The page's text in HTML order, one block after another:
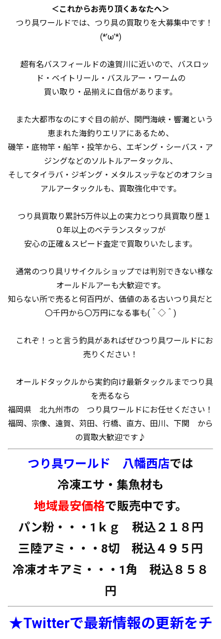
＜これからお売り頂くあなたへ＞
つり具ワールドでは、つり具の買取りを大募集中です！
(*’ω’*)
超有名バスフィールドの遠賀川に近いので、バスロッ
ド・ベイトリール・バスルアー・ワームの
買い取り・品揃えに自信があります。
また大都市なのにすぐ目の前が、関門海峡・響灘という
恵まれた海釣りエリアにあるため、
磯竿・底物竿・船竿・投竿から、エギング・シーバス・ア
ジングなどのソルトルアータックル、
そしてタイラバ・ジギング・メタルスッテなどのオフショ
アルアータックルも、買取強化中です。
つり具買取り累計5万件以上の実力とつり具買取り歴１
０年以上のベテランスタッフが
安心の正確＆スピード査定で買取りいたします。
通常のつり具リサイクルショップでは判別できない様な
オールドルアーも大歓迎です。
知らない所で売ると何百円が、価値のある古いつり具だと
〇千円から〇万円になる事も(＾◇＾)
これぞ！っと言う釣具があればぜひつり具ワールドにお
売りください！
オールドタックルから実釣向け最新タックルまでつり具
を売るなら
福岡県 北九州市の つり具ワールドにお任せください！
福岡、宗像、遠賀、苅田、行橋、直方、田川、下関 から
の買取大歓迎です♪
つり具ワールド 八幡西店では
冷凍エサ・集魚材も
地域最安価格で販売中です。
パン粉・・・1ｋｇ 税込２１８円
三陸アミ・・・8切 税込４９５円
冷凍オキアミ・・・1角 税込８５８
円
★Twitterで最新情報の更新をチ